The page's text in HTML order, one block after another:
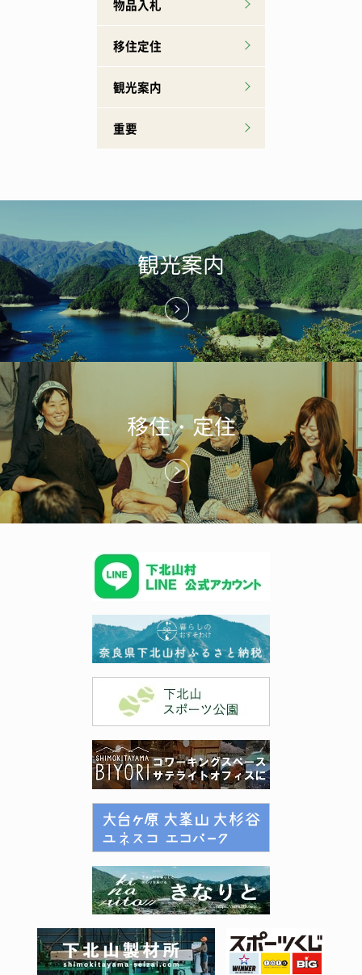
物品入札
移住定住
観光案内
重要
観光案内
移住・定住